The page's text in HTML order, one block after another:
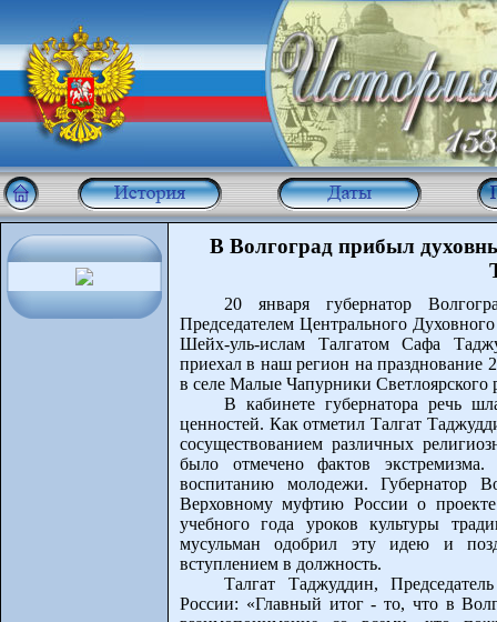
В Волгоград прибыл
20 января губернатор
Председателем Центрального
Шейх-уль-ислам Талгатом Сафа
приехал в наш регион на празднование
в селе Малые Чапурники Светлоярского
В кабинете губернатора речь
ценностей. Как отметил Талгат
сосуществованием различных
было отмечено фактов
воспитанию молодежи. Губернатор
Верховному муфтию России о
учебного года уроков культуры
мусульман одобрил эту идею и
вступлением в должность.
Талгат Таджуддин,
России: «Главный итог - то, что в